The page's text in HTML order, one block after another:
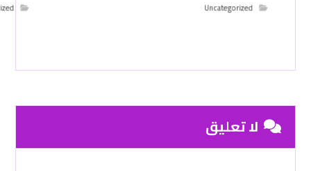
Uncategorized
لا تعليق